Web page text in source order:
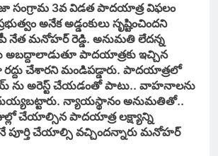
సంగ్రామ 3వ విడత పాదయాత్ర విఫలం
అనేక అడ్డంకులు సృష్టించిందని
నేత మనోహర్ రెడ్డి. అనుమతి లేదన్న
అబద్దాలాడుతూ పాదయాత్రకు ఇచ్చిన
చేశారని మండిపడ్డారు. పాదయాత్రలో
ను అరెస్ట్ చేయడంతో పాటు.. వాహనాలను
న్యాయస్థానం అనుమతితో..
చేయాల్సిన పాదయాత్ర లక్ష్యాన్ని
పూర్తి చేయాల్సి వచ్చిందన్నారు మనోహర్